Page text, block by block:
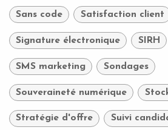
Sans code Satisfaction client
Signature électronique SIRH
SMS marketing Sondages
Souveraineté numérique
Stratégie d'offre Suivi